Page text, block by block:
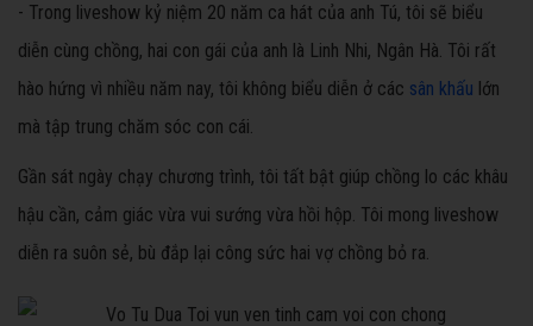
- Trong liveshow kỷ niệm 20 năm ca hát của anh Tú, tôi sẽ biểu
diễn cùng chồng, hai con gái của anh là Linh Nhi, Ngân Hà. Tôi rất
hào hứng vì nhiều năm nay, tôi không biểu diễn ở các sân khấu lớn
mà tập trung chăm sóc con cái.
Gần sát ngày chạy chương trình, tôi tất bật giúp chồng lo các khâu
hậu cần, cảm giác vừa vui sướng vừa hồi hộp. Tôi mong liveshow
diễn ra suôn sẻ, bù đắp lại công sức hai vợ chồng bỏ ra.